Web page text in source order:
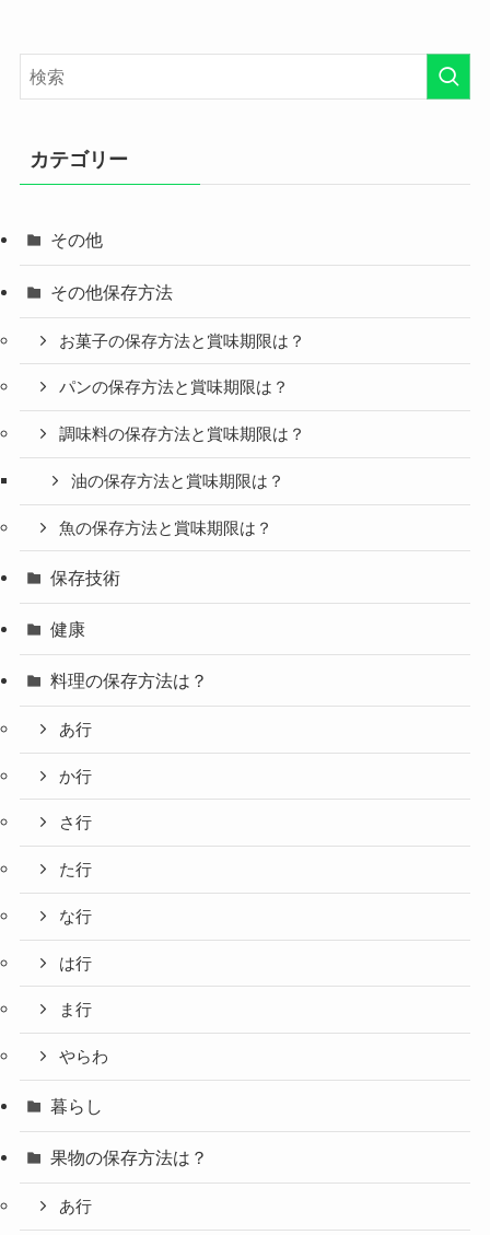
カテゴリー
その他
その他保存方法
お菓子の保存方法と賞味期限は？
パンの保存方法と賞味期限は？
調味料の保存方法と賞味期限は？
油の保存方法と賞味期限は？
魚の保存方法と賞味期限は？
保存技術
健康
料理の保存方法は？
あ行
か行
さ行
た行
な行
は行
ま行
やらわ
暮らし
果物の保存方法は？
あ行